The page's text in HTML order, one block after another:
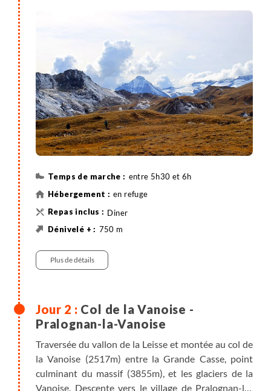
redescente par le vallon de la Rocheure. Nuit en
refuge.
Variante par le plateau du Turc : dénivelés +100m /
-100m, 4km supplémentaires.
entre 5h30 et 6h
en refuge
Diner
750 m
Plus de détails
Col de la Vanoise -
Pralognan-la-Vanoise
Traversée du vallon de la Leisse et montée au col de
la Vanoise (2517m) entre la Grande Casse, point
culminant du massif (3855m), et les glaciers de la
Vanoise. Descente vers le village de Pralognan-la-